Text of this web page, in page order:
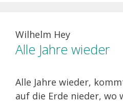
Wilhelm Hey
Alle Jahre wieder
Alle Jahre wieder,
auf die Erde nieder, wo